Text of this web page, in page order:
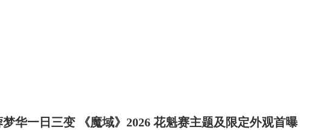
梦华一日三变 《魔域》2026 花魁赛主题及限定外观首曝